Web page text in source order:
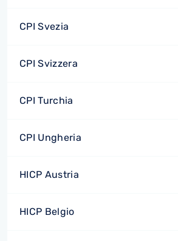
CPI Svezia
CPI Svizzera
CPI Turchia
CPI Ungheria
HICP Austria
HICP Belgio